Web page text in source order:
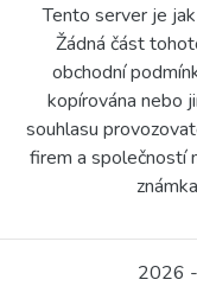
Tento server je
Žádná část
obchodní
kopírována nebo
souhlasu
firem a společností
2026